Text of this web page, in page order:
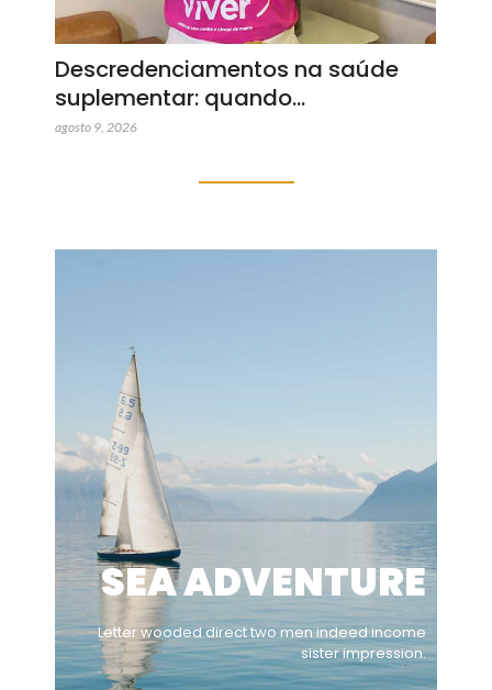
Descredenciamentos na saúde
suplementar: quando…
agosto 9, 2026
SEA ADVENTURE
Letter wooded direct two men indeed income
sister impression.